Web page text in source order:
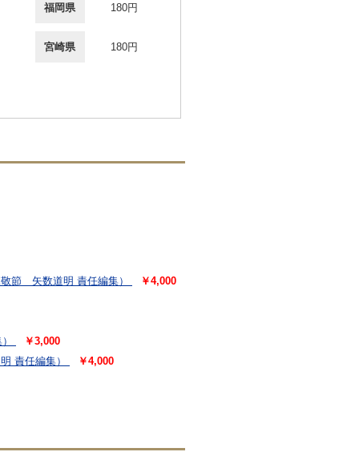
福岡県 180円
宮崎県 180円
敬節 矢数道明 責任編集）
￥4,000
￥3,000
責任編集） ￥4,000